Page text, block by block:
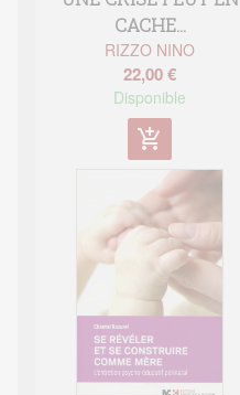
CACHE...
RIZZO NINO
22,00 €
Disponible
add_shopping_cart